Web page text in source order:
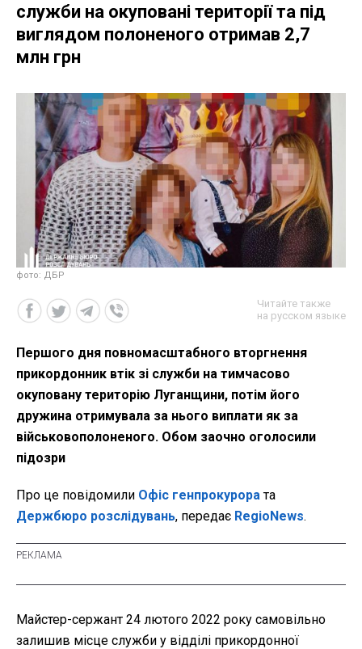
служби на окуповані території та під
виглядом полоненого отримав 2,7
млн грн
фото: ДБР
Читайте также
на русском языке
Першого дня повномасштабного вторгнення
прикордонник втік зі служби на тимчасово
окуповану територію Луганщини, потім його
дружина отримувала за нього виплати як за
військовополоненого. Обом заочно оголосили
підозри
Про це повідомили Офіс генпрокурора та
Держбюро розслідувань, передає RegioNews.
Майстер-сержант 24 лютого 2022 року самовільно
залишив місце служби у відділі прикордонної